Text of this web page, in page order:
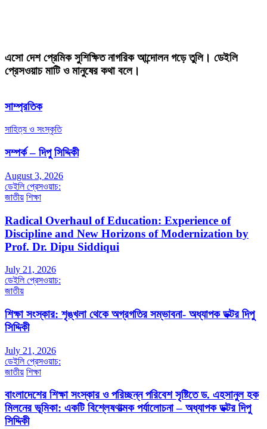
এসো দেশ প্রেমিক সুশিক্ষিত নাগরিক আন্দোলন গড়ে তুলি। ডেইলি
প্রেসওয়াচ মাটি ও মানুষের কথা বলে।
সাম্প্রতিক
সাহিত্য ও সংস্কৃতি
সম্পর্ক – দিপু সিদ্দিকী
August 3, 2026
ডেইলি প্রেসওয়াচ:
জাতীয় শিক্ষা
Radical Overhaul of Education: Experience of
Discipline and New Horizons of Modernization by
Prof. Dr. Dipu Siddiqui
July 21, 2026
ডেইলি প্রেসওয়াচ:
জাতীয়
শিক্ষা সংস্কার: শৃঙ্খলা থেকে অগ্রগতির সম্ভাবনা- অধ্যাপক ডক্টর দিপু
সিদ্দিকী
July 21, 2026
ডেইলি প্রেসওয়াচ:
জাতীয় শিক্ষা
বাংলাদেশের শিক্ষা সংস্কার ও পরিচ্ছন্ন পরিবেশ সৃষ্টিতে ড. এহসানুল হক
মিলনের ভূমিকা: একটি বিশ্লেষণাত্মক পর্যালোচনা – অধ্যাপক ডক্টর দিপু
সিদ্দিকী